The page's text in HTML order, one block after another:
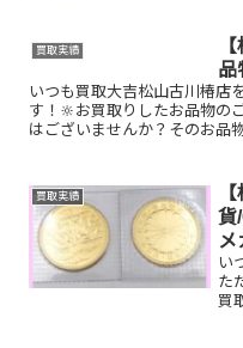
買取実績
品
いつも買取大吉松山古川椿店
す！🔆お買取りしたお品物の
はございませんか？そのお品
買取実績
貨
メ
い
た
買